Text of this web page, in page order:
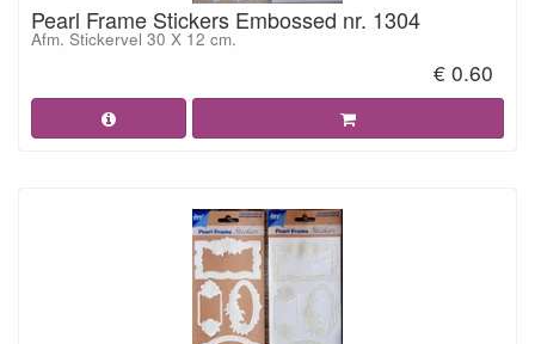
Pearl Frame Stickers Embossed nr. 1304
Afm. Stickervel 30 X 12 cm.
€ 0.60